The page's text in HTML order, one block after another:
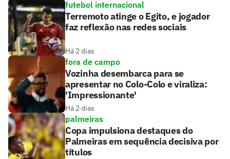
futebol internacional
Terremoto atinge o Egito, e jogador
faz reflexão nas redes sociais
Há 2 dias
fora de campo
Vozinha desembarca para se
apresentar no Colo-Colo e viraliza:
'Impressionante'
Há 2 dias
palmeiras
Copa impulsiona destaques do
Palmeiras em sequência decisiva por
títulos